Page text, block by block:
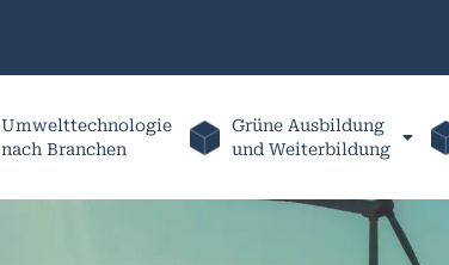
Umwelttechnologie
nach Branchen
Grüne Ausbildung
und Weiterbildung